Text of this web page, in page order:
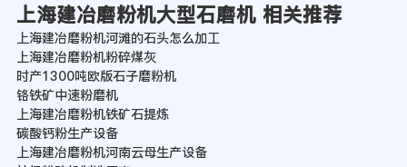
上海建冶磨粉机大型石磨机 相关推荐
上海建冶磨粉机河滩的石头怎么加工
上海建冶磨粉机粉碎煤灰
时产1300吨欧版石子磨粉机
铬铁矿中速粉磨机
上海建冶磨粉机铁矿石提炼
碳酸钙粉生产设备
上海建冶磨粉机河南云母生产设备